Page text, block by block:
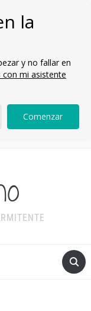
la
y no fallar en
con mi asistente
Comenzar